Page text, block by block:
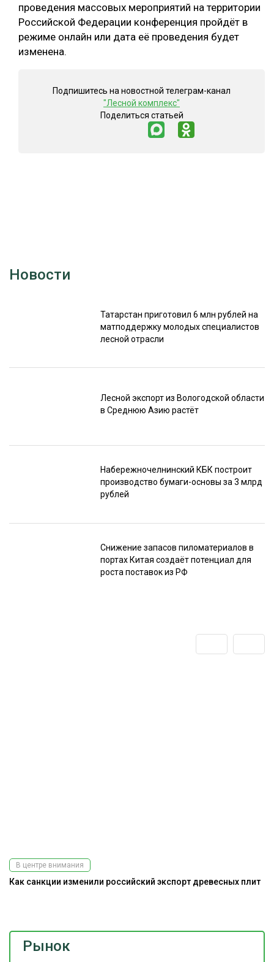
проведения массовых мероприятий на территории
Российской Федерации конференция пройдёт в
режиме онлайн или дата её проведения будет
изменена.
Подпишитесь на новостной телеграм-канал
"Лесной комплекс"
Поделиться статьей
Новости
Татарстан приготовил 6 млн рублей на
матподдержку молодых специалистов
лесной отрасли
Лесной экспорт из Вологодской области
в Среднюю Азию растёт
Набережночелнинский КБК построит
производство бумаги-основы за 3 млрд
рублей
Снижение запасов пиломатериалов в
портах Китая создаёт потенциал для
роста поставок из РФ
Рынок
В центре внимания
Как санкции изменили российский экспорт древесных плит